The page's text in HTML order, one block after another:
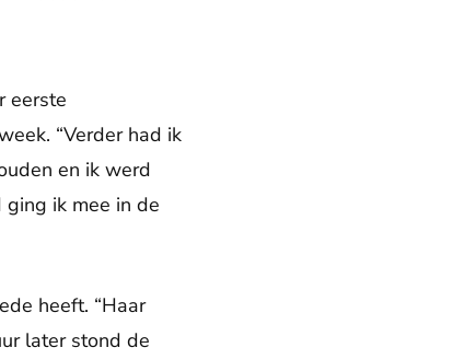
eerste
“Verder had ik
en ik werd
ik mee in de
heeft. “Haar
later stond de